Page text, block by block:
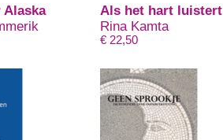
Alaska
Als het hart luistert
Rina Kamta
€22,50